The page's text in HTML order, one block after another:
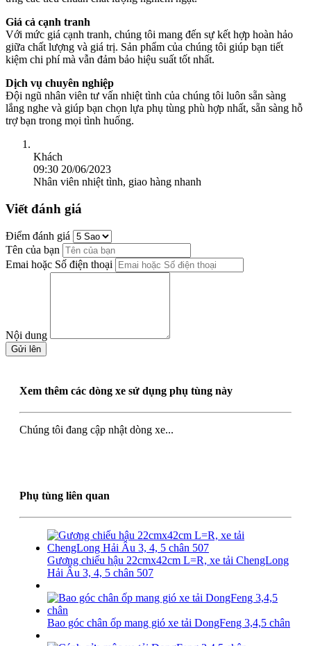
Giá cả cạnh tranh
Với mức giá cạnh tranh, chúng tôi mang đến sự kết hợp hoàn hảo
giữa chất lượng và giá trị. Sản phẩm của chúng tôi giúp bạn tiết
kiệm chi phí mà vẫn đảm bảo hiệu suất tốt nhất.
Dịch vụ chuyên nghiệp
Đội ngũ nhân viên tư vấn nhiệt tình của chúng tôi luôn sẵn sàng
lắng nghe và giúp bạn chọn lựa phụ tùng phù hợp nhất, sẵn sàng hỗ
trợ bạn trong mọi tình huống.
Khách
09:30 20/06/2023
Nhân viên nhiệt tình, giao hàng nhanh
Viết đánh giá
Điểm đánh giá
Tên của bạn
Emai hoặc Số điện thoại
Nội dung
Gửi lên
Xem thêm các dòng xe sử dụng phụ tùng này
Chúng tôi đang cập nhật dòng xe...
Phụ tùng liên quan
Gương chiếu hậu 22cmx42cm L=R, xe tải ChengLong
Hải Âu 3, 4, 5 chân 507
Bao góc chân ốp mang gió xe tải DongFeng 3,4,5 chân